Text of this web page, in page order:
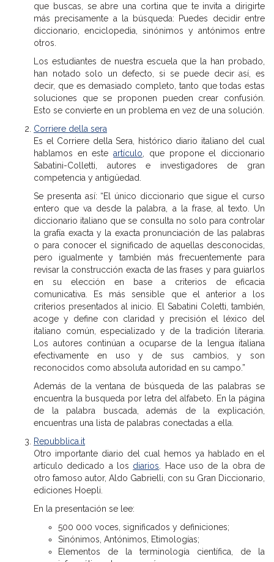
que buscas, se abre una cortina que te invita a dirigirte
más precisamente a la búsqueda: Puedes decidir entre
diccionario, enciclopedia, sinónimos y antónimos entre
otros.
Los estudiantes de nuestra escuela que la han probado,
han notado solo un defecto, si se puede decir así, es
decir, que es demasiado completo, tanto que todas estas
soluciones que se proponen pueden crear confusión.
Esto se convierte en un problema en vez de una solución.
Corriere della sera
Es el Corriere della Sera, histórico diario italiano del cual
hablamos en esteartículo , que propone el diccionario
Sabatini-Colletti, autores e investigadores de gran
competencia y antigüedad.
Se presenta así: “El único diccionario que sigue el curso
entero que va desde la palabra, a la frase, al texto. Un
diccionario italiano que se consulta no solo para controlar
la grafía exacta y la exacta pronunciación de las palabras
o para conocer el significado de aquellas desconocidas,
pero igualmente y también más frecuentemente para
revisar la construcción exacta de las frases y para guiarlos
en su elección en base a criterios de eficacia
comunicativa. Es más sensible que el anterior a los
criterios presentados al inicio. El Sabatini Coletti, también,
acoge y define con claridad y precisión el léxico del
italiano común, especializado y de la tradición literaria.
Los autores continúan a ocuparse de la lengua italiana
efectivamente en uso y de sus cambios, y son
reconocidos como absoluta autoridad en su campo.”
Además de la ventana de búsqueda de las palabras se
encuentra la busqueda por letra del alfabeto. En la página
de la palabra buscada, además de la explicación,
encuentras una lista de palabras conectadas a ella.
Repubblica.it
Otro importante diario del cual hemos ya hablado en el
artículo dedicado a los diarios . Hace uso de la obra de
otro famoso autor, Aldo Gabrielli, con su Gran Diccionario,
ediciones Hoepli.
En la presentación se lee:
500 000 voces, significados y definiciones;
Sinónimos, Antónimos, Etimologías;
Elementos de la terminología científica, de la